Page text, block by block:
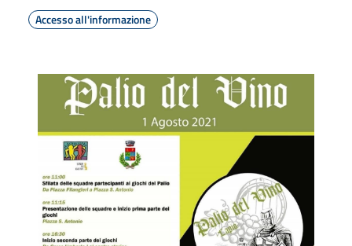
Accesso all'informazione